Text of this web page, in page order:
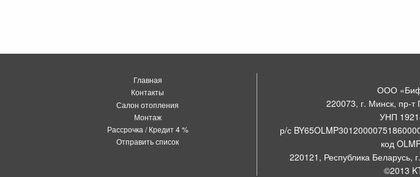
Главная
Контакты
Салон отопления
Монтаж
Рассрочка / Кредит 4 %
Отправить список
ООО
220073, г. Минск, пр-
УНП
р/с
код
220121, Республика Беларусь,
©2013